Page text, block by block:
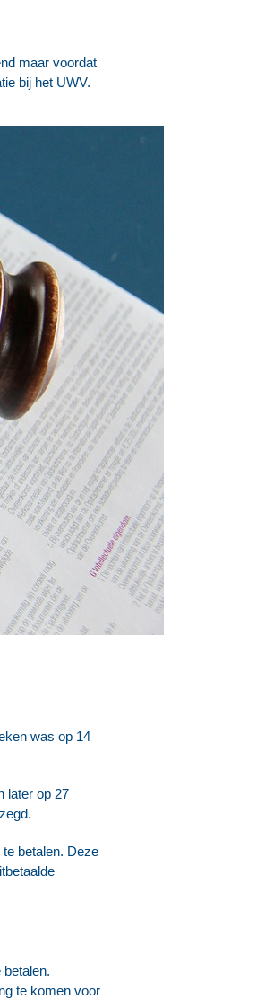
maar voordat
bij het UWV.
was op 14
later op 27
betalen. Deze
te komen voor